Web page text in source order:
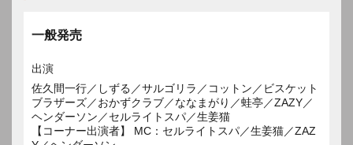
一般発売
出演
佐久間一行／しずる／サルゴリラ／コットン／ビスケット
ブラザーズ／おかずクラブ／ななまがり／蛙亭／ZAZY／
ヘンダーソン／セルライトスパ／生姜猫
【コーナー出演者】 MC：セルライトスパ／生姜猫／ZAZ